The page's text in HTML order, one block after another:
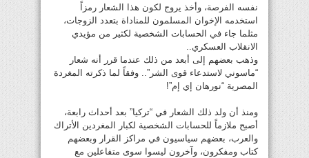
نفسه الفرصة، وأخذ يروج لكون هذا الشعار رمزاً
استخدمه الإخوان المسلمون للمناداة بتعدد الزوجات،
مثلما جاء في الحسابات الشخصية لكثير من مؤيدي
الانقلاب العسكري..
وذهب بعضهم إلى أبعد من ذلك عندما قرر أنه شعار
“ماسوني لاستدعاء قوى الشر”.. وفقاً لما ذكرته المغردة
المصرية “نورهان إي إم”!
ومنذ أن ولد ذلك الشعار في “تركيا” بعد أحداث رابعة،
أصبح ملازماً للحسابات الشخصية لكبار المغردين الأتراك
والعرب، بعضهم سياسيون في مراكز القرار وبعضهم
كتاب ومفكرون، وآخرون ليسوا سوى متفاعلين مع